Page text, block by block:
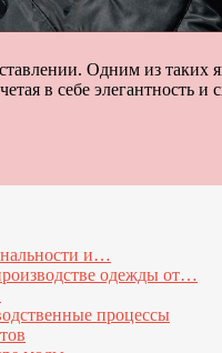
Одним из таких
в себе элегантность
и…
одежды от…
процессы